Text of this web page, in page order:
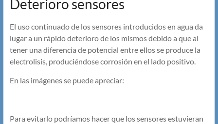
Deterioro sensores
El uso continuado de los sensores introducidos en agua da
lugar a un rápido deterioro de los mismos debido a que al
tener una diferencia de potencial entre ellos se produce la
electrolisis, produciéndose corrosión en el lado positivo.
En las imágenes se puede apreciar:
Para evitarlo podríamos hacer que los sensores estuvieran